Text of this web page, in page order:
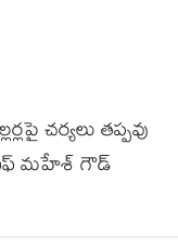
చర్యలు తప్పవు
చీఫ్‌‌‌‌‌‌‌‌‌‌‌‌‌‌‌‌ మహేశ్‌‌‌‌‌‌‌‌ గౌడ్‌‌‌‌‌‌‌‌‌‌‌‌‌‌‌‌